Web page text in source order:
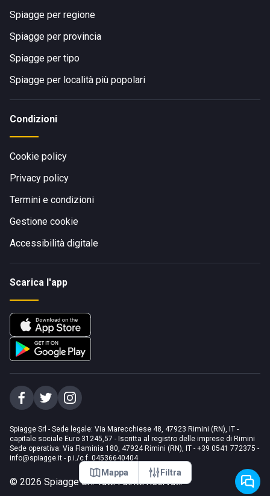
Mappa Filtra
Spiagge per regione
Spiagge per provincia
Spiagge per tipo
Spiagge per località più popolari
Condizioni
Cookie policy
Privacy policy
Termini e condizioni
Gestione cookie
Accessibilità digitale
Scarica l'app
Spiagge Srl - Sede legale: Via Marecchiese 48, 47923 Rimini (RN), IT -
capitale sociale Euro 31245,57 - Iscritta al registro delle imprese di Rimini
Sede operativa: Via Flaminia 180, 47924 Rimini (RN), IT - +39 0541 772375 -
info@spiagge.it - p.i./c.f. 04536640404
© 2026 Spiagge Srl. Tutti i diritti riservati.